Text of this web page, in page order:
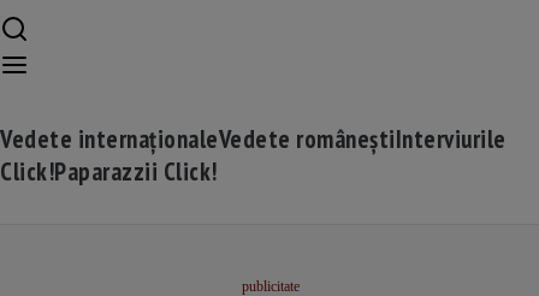
Vedete internaționaleVedete româneștiInterviurile
Click!Paparazzii Click!